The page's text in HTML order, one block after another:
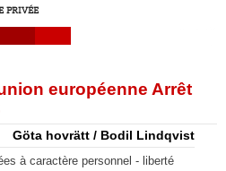
PRIVÉE
européenne Arrêt
Göta hovrätt / Bodil Lindqvist
à caractère personnel - liberté